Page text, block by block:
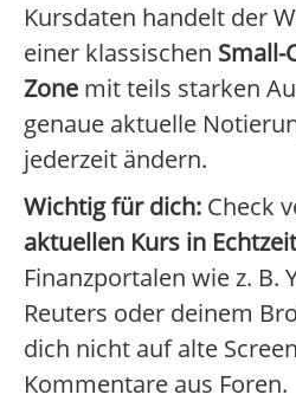
Kursdaten handelt der
einer klassischen Small-
Zone mit teils starken
genaue aktuelle
jederzeit ändern.
Wichtig für dich: Check
aktuellen Kurs in Echtzeit
Finanzportalen wie z. B.
Reuters oder deinem
dich nicht auf alte
Kommentare aus Foren.